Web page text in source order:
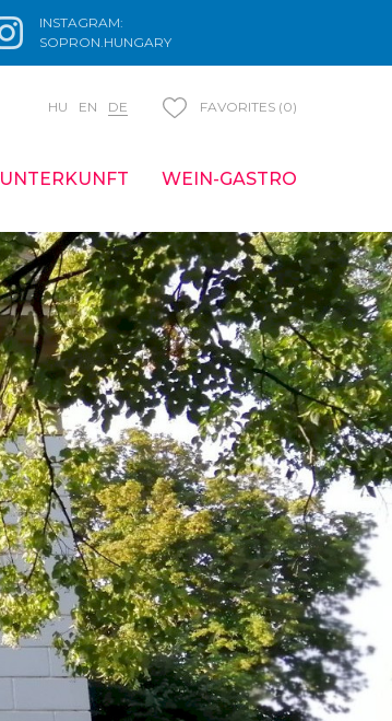
INSTAGRAM:
SOPRON.HUNGARY
HU EN DE FAVORITES (0)
UNTERKUNFT WEIN-GASTRO